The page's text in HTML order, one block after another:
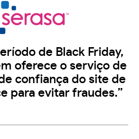
de Black Friday,
oferece o serviço de
confiança do site de
para evitar fraudes.”